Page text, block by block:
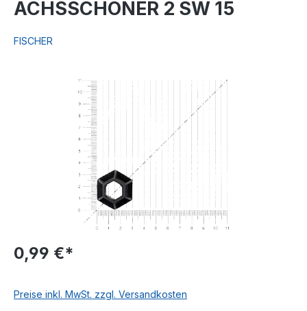
ACHSSCHONER 2 SW 15
FISCHER
Bildergalerie überspringen
0,99 €*
Preise inkl. MwSt. zzgl. Versandkosten